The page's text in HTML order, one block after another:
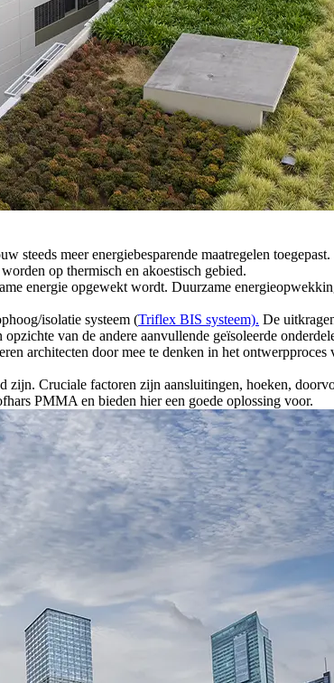
meer energiebesparende maatregelen
op thermisch en akoestisch gebied.
energie opgewekt wordt. Duurzame
isolatie systeem (Triflex BIS systeem). De
van de andere aanvullende geïsoleerde
architecten door mee te denken in het
Cruciale factoren zijn aansluitingen, hoeken,
PMMA en bieden hier een goede oplossing voor.